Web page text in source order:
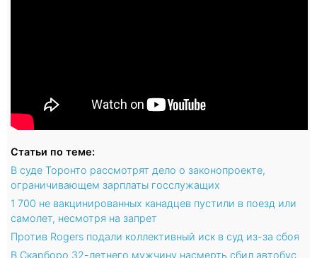
Статьи по теме:
В суде Торонто рассмотрят дело о законопроекте,
ограничивающем зарплаты госслужащих
1 700 не вакцинированных канадцев пустили в поезд или
самолет, несмотря на запрет
Против Rogers подали коллективный иск в суд из-за сбоя
В Скарборо 32-летнего мужчину насмерть сбил автобус